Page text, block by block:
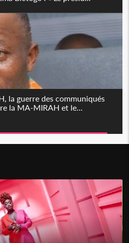
la guerre des communiqués
la MA-MIRAH et le...